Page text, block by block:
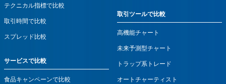
テクニカル指標で比較
取引時間で比較
スプレッド比較
サービスで比較
食品キャンペーンで比較
取引ツールで比較
高機能チャート
未来予測型チャート
トラップ系トレード
オートチャーティスト